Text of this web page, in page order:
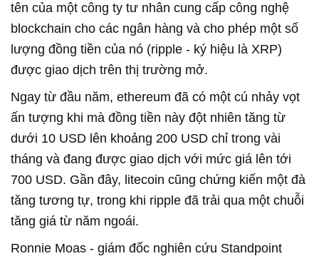
tên của một công ty tư nhân cung cấp công nghệ
blockchain cho các ngân hàng và cho phép một số
lượng đồng tiền của nó (ripple - ký hiệu là XRP)
được giao dịch trên thị trường mở.
Ngay từ đầu năm, ethereum đã có một cú nhảy vọt
ấn tượng khi mà đồng tiền này đột nhiên tăng từ
dưới 10 USD lên khoảng 200 USD chỉ trong vài
tháng và đang được giao dịch với mức giá lên tới
700 USD. Gần đây, litecoin cũng chứng kiến một đà
tăng tương tự, trong khi ripple đã trải qua một chuỗi
tăng giá từ năm ngoái.
Ronnie Moas - giám đốc nghiên cứu Standpoint